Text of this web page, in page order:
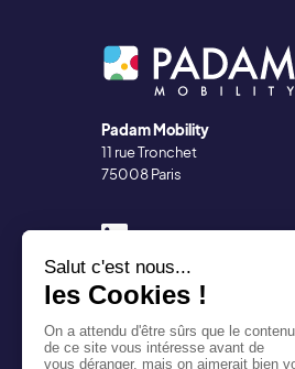
Padam Mobility
11 rue Tronchet
75008 Paris